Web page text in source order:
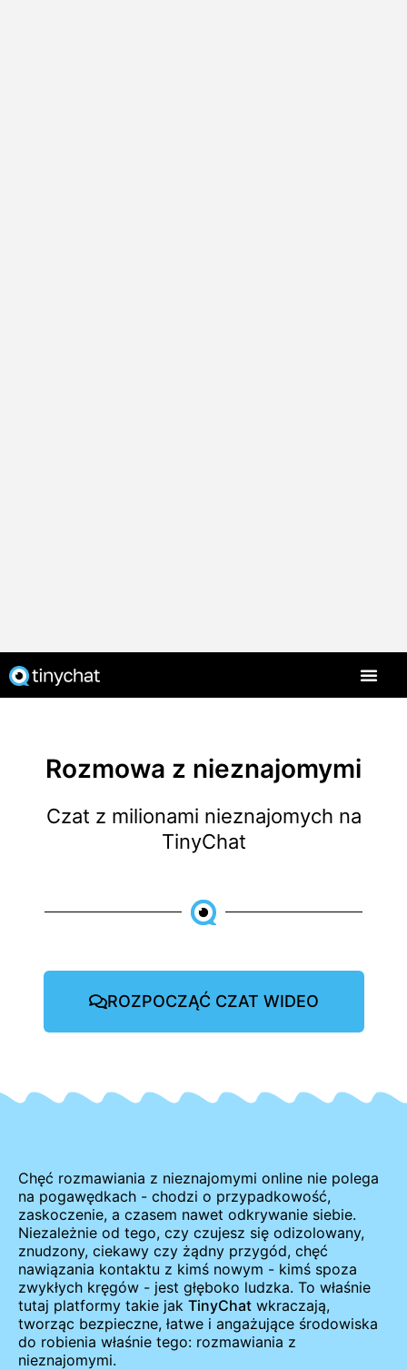
Rozmowa z nieznajomymi
Czat z milionami nieznajomych na
TinyChat
ROZPOCZĄĆ CZAT WIDEO
Chęć rozmawiania z nieznajomymi online nie polega
na pogawędkach - chodzi o przypadkowość,
zaskoczenie, a czasem nawet odkrywanie siebie.
Niezależnie od tego, czy czujesz się odizolowany,
znudzony, ciekawy czy żądny przygód, chęć
nawiązania kontaktu z kimś nowym - kimś spoza
zwykłych kręgów - jest głęboko ludzka. To właśnie
tutaj platformy takie jak TinyChat wkraczają,
tworząc bezpieczne, łatwe i angażujące środowiska
do robienia właśnie tego: rozmawiania z
nieznajomymi.